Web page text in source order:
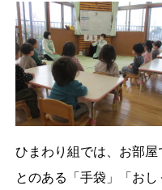
ひまわり組では、お部屋
とのある「手袋」「お